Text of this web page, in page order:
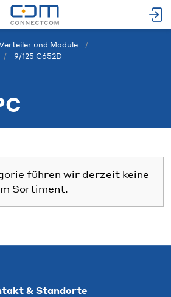
und Module
9/125 G652D
führen wir derzeit keine
Sortiment.
& Standorte